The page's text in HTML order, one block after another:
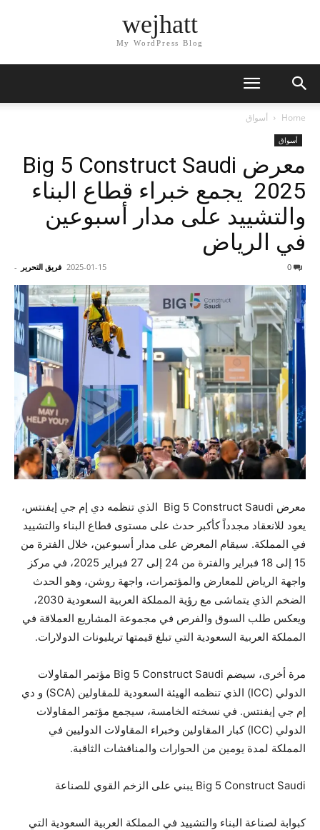
wejhatt
My WordPress Blog
Home أسواق
أسواق
معرض Big 5 Construct Saudi
2025 يجمع خبراء قطاع البناء
والتشييد على مدار أسبوعين
في الرياض
فريق التحرير - 2025-01-15
معرض Big 5 Construct Saudi الذي تنظمه دي إم جي إيفنتس،
يعود للانعقاد مجدداً كأكبر حدث على مستوى قطاع البناء والتشييد
في المملكة. سيقام المعرض على مدار أسبوعين، خلال الفترة من
15 إلى 18 فبراير والفترة من 24 إلى 27 فبراير 2025، في مركز
واجهة الرياض للمعارض والمؤتمرات، واجهة روشن، وهو الحدث
الضخم الذي يتماشى مع رؤية المملكة العربية السعودية 2030،
ويعكس طلب السوق والفرص في مجموعة المشاريع العملاقة في
المملكة العربية السعودية التي تبلغ قيمتها تريليونات الدولارات.
مرة أخرى، سيضم Big 5 Construct Saudi مؤتمر المقاولات
الدولي (ICC) الذي تنظمه الهيئة السعودية للمقاولين (SCA) و دي
إم جي إيفنتس. في نسخته الخامسة، سيجمع مؤتمر المقاولات
الدولي (ICC) كبار المقاولين وخبراء المقاولات الدوليين في
المملكة لمدة يومين من الحوارات والمناقشات الثاقبة.
Big 5 Construct Saudi يبني على الزخم القوي للصناعة
كبوابة لصناعة البناء والتشييد في المملكة العربية السعودية التي